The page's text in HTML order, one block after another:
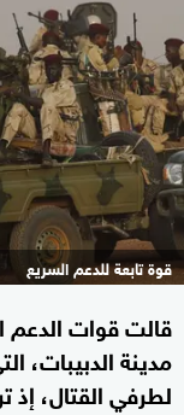
قوة تابعة للدعم السريع
قالت قوات الدعم
مدينة الدبيبات،
لطرفي القتال،